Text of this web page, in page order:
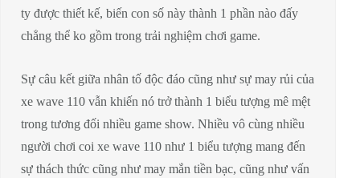
ty được thiết kế, biến con số này thành 1 phần nào đấy
chẳng thể ko gồm trong trải nghiệm chơi game.
Sự câu kết giữa nhân tố độc đáo cũng như sự may rủi của
xe wave 110 vẫn khiến nó trở thành 1 biểu tượng mê mệt
trong tương đối nhiều game show. Nhiều vô cùng nhiều
người chơi coi xe wave 110 như 1 biểu tượng mang đến
sự thách thức cũng như may mắn tiền bạc, cũng như vấn